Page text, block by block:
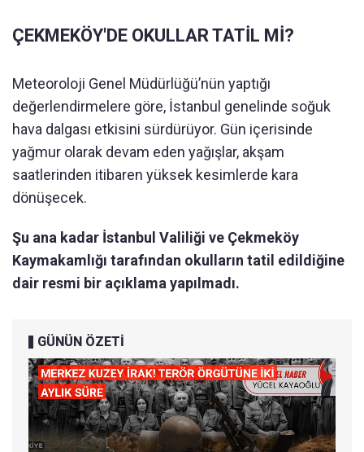
ÇEKMEKÖY'DE OKULLAR TATİL Mİ?
Meteoroloji Genel Müdürlüğü’nün yaptığı
değerlendirmelere göre, İstanbul genelinde soğuk
hava dalgası etkisini sürdürüyor. Gün içerisinde
yağmur olarak devam eden yağışlar, akşam
saatlerinden itibaren yüksek kesimlerde kara
dönüşecek.
Şu ana kadar İstanbul Valiliği ve Çekmeköy
Kaymakamlığı tarafından okulların tatil edildiğine
dair resmi bir açıklama yapılmadı.
GÜNÜN ÖZETİ